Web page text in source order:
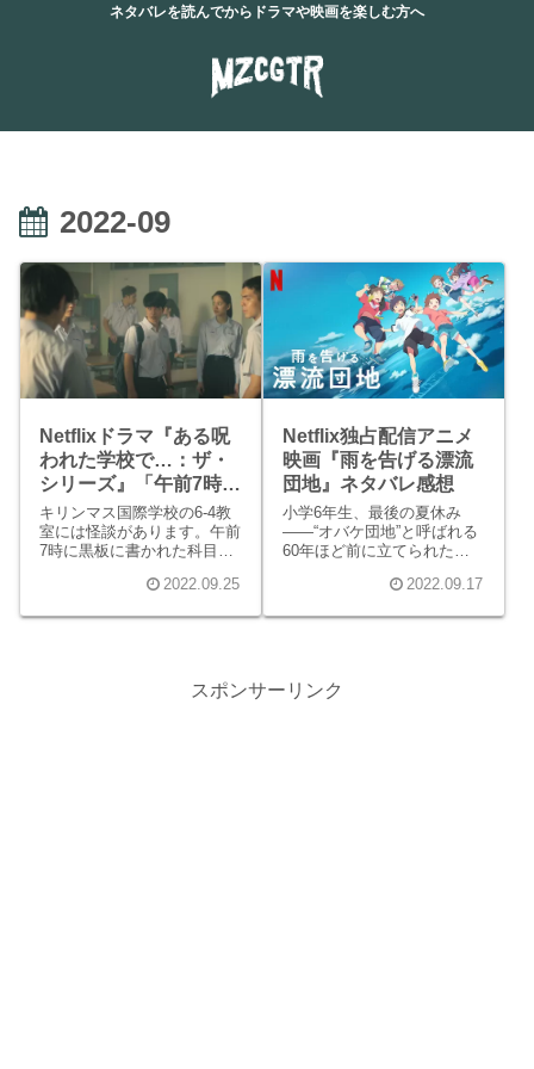
ネタバレを読んでからドラマや映画を楽しむ方へ
2022-09
Netflixドラマ『ある呪
われた学校で…：ザ・
シリーズ』「午前7時」
ネタバレ感想
キリンマス国際学校の6-4教
室には怪談があります。午前
7時に黒板に書かれた科目の
消されるというのです。その
2022.09.25
Netflix独占配信アニメ
映画『雨を告げる漂流
団地』ネタバレ感想
小学6年生、最後の夏休み
――“オバケ団地”と呼ばれる
60年ほど前に立てられた鴨
まっていました。 2022.09.17
スポンサーリンク